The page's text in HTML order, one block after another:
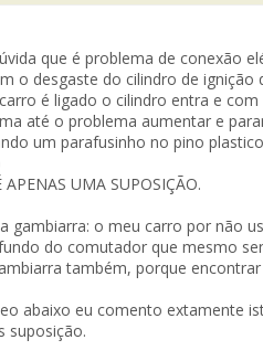
que é problema de conexão
o desgaste do cilindro de
é ligado o cilindro entra e
até o problema aumentar e
um parafusinho no pino
APENAS UMA SUPOSIÇÃO.
gambiarra: o meu carro por não
do comutador que mesmo
também, porque
abaixo eu comento extamente
suposição.